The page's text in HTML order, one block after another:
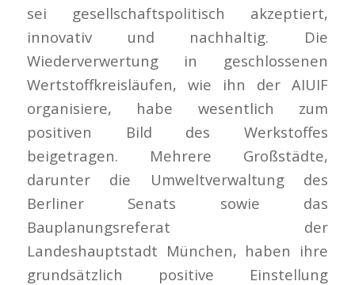
sei gesellschaftspolitisch akzeptiert,
innovativ und nachhaltig. Die
Wiederverwertung in geschlossenen
Wertstoffkreisläufen, wie ihn der AIUIF
organisiere, habe wesentlich zum
positiven Bild des Werkstoffes
beigetragen. Mehrere Großstädte,
darunter die Umweltverwaltung des
Berliner Senats sowie das
Bauplanungsreferat der
Landeshauptstadt München, haben ihre
grundsätzlich positive Einstellung